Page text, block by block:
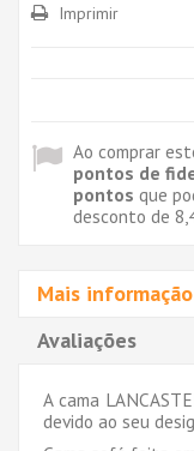
Imprimir
Ao comprar
pontos de
pontos que
desconto de
Mais informação
Avaliações
A cama
devido ao seu